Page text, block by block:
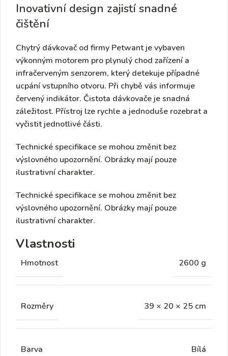
Inovativní design zajistí snadné
čištění
Chytrý dávkovač od firmy Petwant je vybaven
výkonným motorem pro plynulý chod zařízení a
infračerveným senzorem, který detekuje případné
ucpání vstupního otvoru. Při chybě vás informuje
červený indikátor. Čistota dávkovače je snadná
záležitost. Přístroj lze rychle a jednoduše rozebrat a
vyčistit jednotlivé části.
Technické specifikace se mohou změnit bez
výslovného upozornění. Obrázky mají pouze
ilustrativní charakter.
Technické specifikace se mohou změnit bez
výslovného upozornění. Obrázky mají pouze
ilustrativní charakter.
Vlastnosti
Hmotnost 2600 g
Rozměry 39 × 20 × 25 cm
Barva Bílá